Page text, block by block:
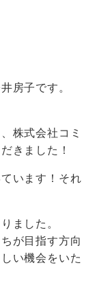
房子です。
株式会社コミ
きました！
います！それ
ました。
が目指す方向
い機会をいた